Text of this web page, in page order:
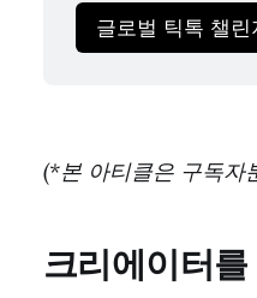
글로벌 틱톡 챌린
(*본 아티클은 구독자
크리에이터